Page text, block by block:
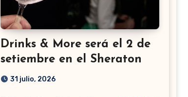
Drinks & More será el 2 de
setiembre en el Sheraton
31 julio, 2026